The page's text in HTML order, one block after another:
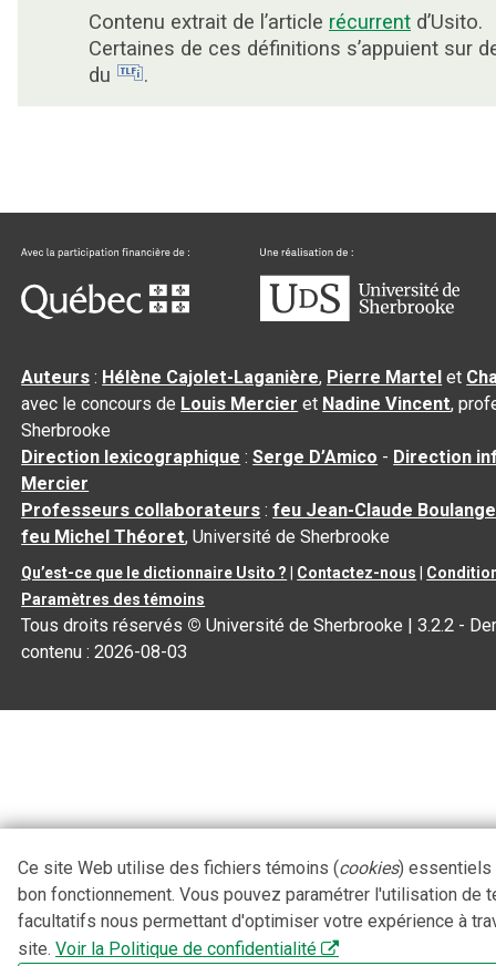
Contenu extrait de l’article récurrent d’Usito.
Certaines de ces définitions s’appuient sur
du
.
Auteurs : Hélène Cajolet-Laganière, Pierre Martel et
avec le concours de Louis Mercier et Nadine Vincent,
Sherbrooke
Direction lexicographique :Serge D’Amico - Direction
Mercier
Professeurs collaborateurs :feu Jean-Claude
feu Michel Théoret, Université de Sherbrooke
Qu’est-ce que le dictionnaire Usito ? Contactez-nous
Paramètres des témoins
Tous droits réservés © Université de Sherbrooke |3.2.2 -
contenu :2026-08-03
Ce site Web utilise des fichiers témoins (cookies) essentiels
bon fonctionnement. Vous pouvez paramétrer l'utilisation de
facultatifs nous permettant d'optimiser votre expérience à
site. Voir la Politique de confidentialité